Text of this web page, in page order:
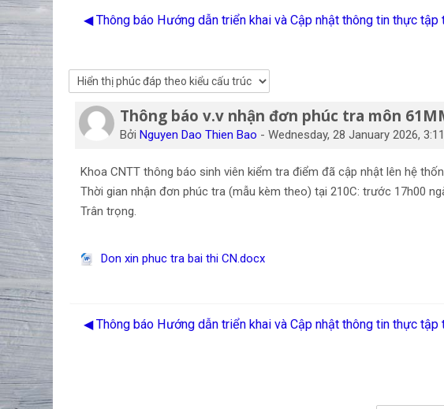
◀︎ Thông báo Hướng dẫn triển khai và Cập nhật thông tin thực
Thông báo v.v nhận đơn phúc tra môn
BởiNguyen Dao Thien Bao -Wednesday, 28 January 2026,
Số lượng các câu trả lời: 0
Khoa CNTT thông báo sinh viên kiểm tra điểm đã cập nhật lên hệ
Thời gian nhận đơn phúc tra (mẫu kèm theo) tại 210C: trước 17h00
Trân trọng.
Don xin phuc tra bai thi CN.docx
◀︎ Thông báo Hướng dẫn triển khai và Cập nhật thông tin thực